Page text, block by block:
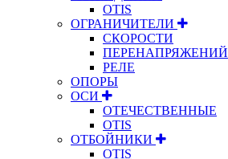
OTIS
ОГРАНИЧИТЕЛИ
СКОРОСТИ
ПЕРЕНАПРЯЖЕНИЙ
РЕЛЕ
ОПОРЫ
ОСИ
ОТЕЧЕСТВЕННЫЕ
OTIS
ОТБОЙНИКИ
OTIS